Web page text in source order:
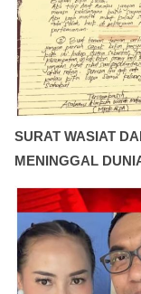
SURAT WASIAT
MENINGGAL